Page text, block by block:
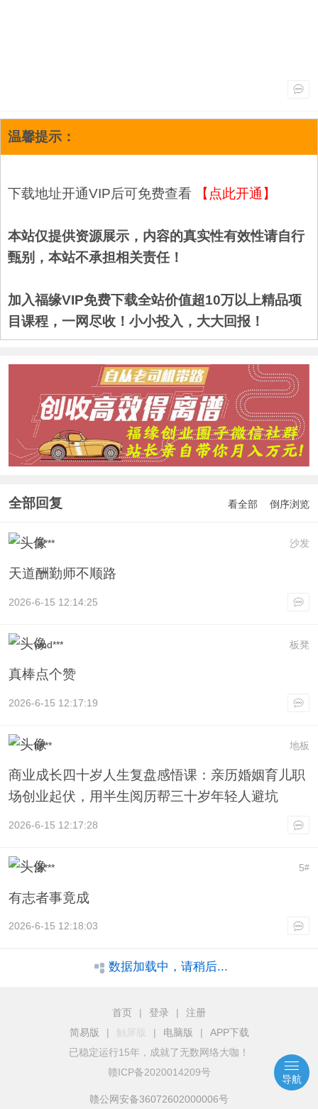
温馨提示：
下载地址开通VIP后可免费查看 【点此开通】
本站仅提供资源展示，内容的真实性有效性请自行
甄别，本站不承担相关责任！
加入福缘VIP免费下载全站价值超10万以上精品项
目课程，一网尽收！小小投入，大大回报！
全部回复 看全部 倒序浏览
沙发
吴***
天道酬勤师不顺路
2026-6-15 12:14:25
板凳
wod***
真棒点个赞
2026-6-15 12:17:19
地板
itj***
商业成长四十岁人生复盘感悟课：亲历婚姻育儿职
场创业起伏，用半生阅历帮三十岁年轻人避坑
2026-6-15 12:17:28
5#
洛***
有志者事竟成
2026-6-15 12:18:03
数据加载中，请稍后...
首页 | 登录 |
注册
简易版
| 触屏版 | 电脑版 |
APP下载
已稳定运行15年，成就了无数网络大咖！
赣ICP备2020014209号
赣公网安备36072602000006号
导航